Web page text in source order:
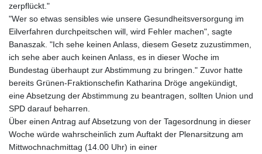
zerpflückt."
"Wer so etwas sensibles wie unsere Gesundheitsversorgung im
Eilverfahren durchpeitschen will, wird Fehler machen", sagte
Banaszak. "Ich sehe keinen Anlass, diesem Gesetz zuzustimmen,
ich sehe aber auch keinen Anlass, es in dieser Woche im
Bundestag überhaupt zur Abstimmung zu bringen." Zuvor hatte
bereits Grünen-Fraktionschefin Katharina Dröge angekündigt,
eine Absetzung der Abstimmung zu beantragen, sollten Union und
SPD darauf beharren.
Über einen Antrag auf Absetzung von der Tagesordnung in dieser
Woche würde wahrscheinlich zum Auftakt der Plenarsitzung am
Mittwochnachmittag (14.00 Uhr) in einer